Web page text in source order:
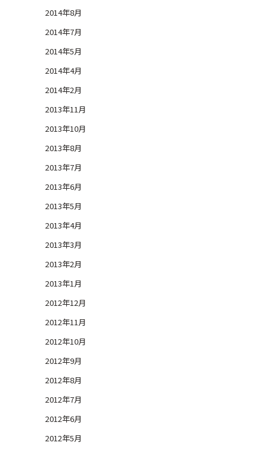
2014年8月
2014年7月
2014年5月
2014年4月
2014年2月
2013年11月
2013年10月
2013年8月
2013年7月
2013年6月
2013年5月
2013年4月
2013年3月
2013年2月
2013年1月
2012年12月
2012年11月
2012年10月
2012年9月
2012年8月
2012年7月
2012年6月
2012年5月